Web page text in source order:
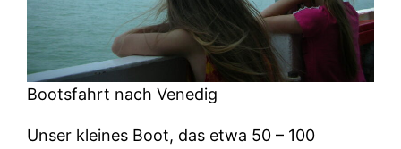
Bootsfahrt nach Venedig
Unser kleines Boot, das etwa 50 – 100